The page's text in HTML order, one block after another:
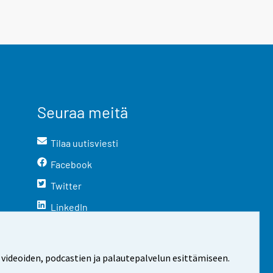
podcastien ja palautepalvelun esittämiseen.
Seuraa meitä
Tilaa uutisviesti
Facebook
Twitter
LinkedIn